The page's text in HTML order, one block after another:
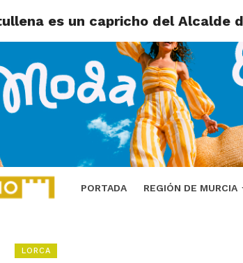
PORTADA REGIÓN DE MURCIA
es un capricho del Alcalde
LORCA